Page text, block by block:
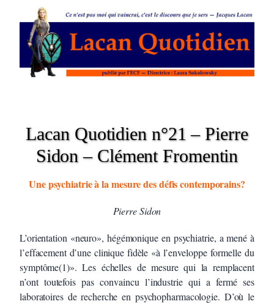
Lacan Quotidien n°21 – Pierre
Sidon – Clément Fromentin
Une psychiatrie à la mesure des défis contemporains?
Pierre Sidon
L’orientation «neuro», hégémonique en psychiatrie, a mené à
l’effacement d’une clinique fidèle «à l’enveloppe formelle du
symptôme(1)». Les échelles de mesure qui la remplacent
n’ont toutefois pas convaincu l’industrie qui a fermé ses
laboratoires de recherche en psychopharmacologie. D’où le